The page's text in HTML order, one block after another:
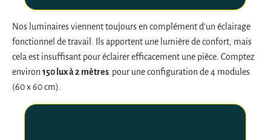
Nos luminaires viennent toujours en complément d’un éclairage
fonctionnel de travail. Ils apportent une lumière de confort, mais
cela est insuffisant pour éclairer efficacement une pièce. Comptez
environ 150 lux à 2 mètres pour une configuration de 4 modules
(60 x 60 cm).